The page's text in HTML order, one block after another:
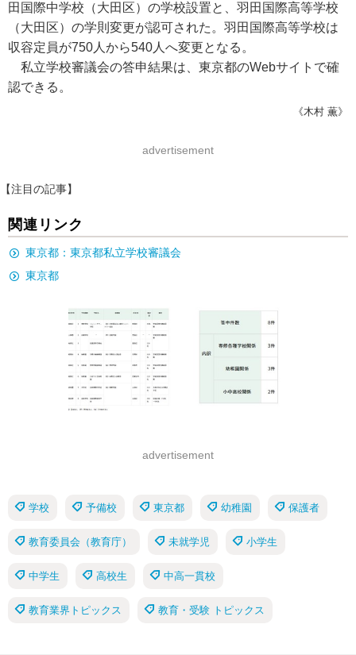
田国際中学校（大田区）の学校設置と、羽田国際高等学校
（大田区）の学則変更が認可された。羽田国際高等学校は
収容定員が750人から540人へ変更となる。
私立学校審議会の答申結果は、東京都のWebサイトで確
認できる。
《木村 薫》
advertisement
【注目の記事】
関連リンク
東京都：東京都私立学校審議会
東京都
advertisement
学校 予備校 東京都 幼稚園 保護者
教育委員会（教育庁） 未就学児 小学生
中学生 高校生 中高一貫校
教育業界トピックス 教育・受験 トピックス